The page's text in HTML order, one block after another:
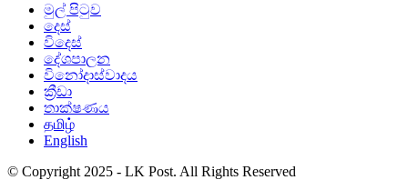
මුල් පිටුව
දෙස්
විදෙස්
දේශපාලන
විනෝදාස්වාදය
ක්‍රීඩා
තාක්ෂණය
தமிழ்
English
© Copyright 2025 - LK Post. All Rights Reserved